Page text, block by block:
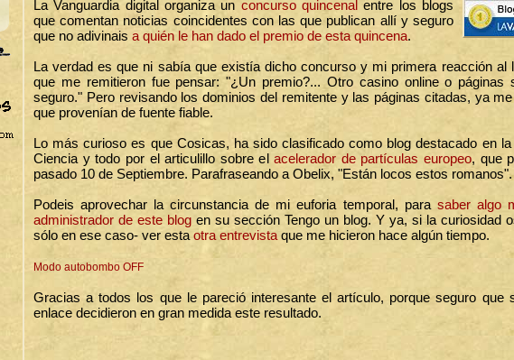
La Vanguardia digital organiza un concurso quincenal entre los blogs
que comentan noticias coincidentes con las que publican allí y seguro
que no adivinais a quién le han dado el premio de esta quincena.
La verdad es que ni sabía que existía dicho concurso y mi primera reacción al
que me remitieron fue pensar: "¿Un premio?... Otro casino online o páginas
seguro." Pero revisando los dominios del remitente y las páginas citadas, ya
que provenían de fuente fiable.
Lo más curioso es que Cosicas, ha sido clasificado como blog destacado en
Ciencia y todo por el articulillo sobre elacelerador de partículas europeo, que
pasado 10 de Septiembre. Parafraseando a Obelix, "Están locos estos romanos".
Podeis aprovechar la circunstancia de mi euforia temporal, para saber algo
administrador de este blog en su sección Tengo un blog. Y ya, si la curiosidad
sólo en ese caso- ver esta otra entrevista que me hicieron hace algún tiempo.
Modo autobombo OFF
Gracias a todos los que le pareció interesante el artículo, porque seguro que
enlace decidieron en gran medida este resultado.